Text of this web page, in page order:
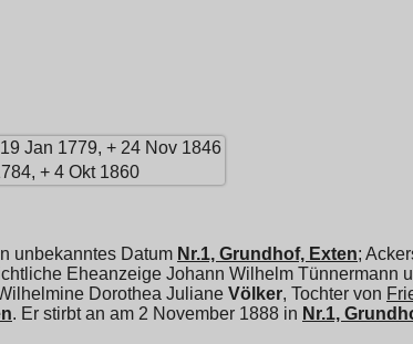
Jan 1779, + 24 Nov 1846
+ 4 Okt 1860
unbekanntes Datum Nr.1, Grundhof, Exten;
Eheanzeige Johann Wilhelm Tünnermann
Dorothea Juliane Völker, Tochter von
. Er stirbt an am 2 November 1888 in Nr.1,